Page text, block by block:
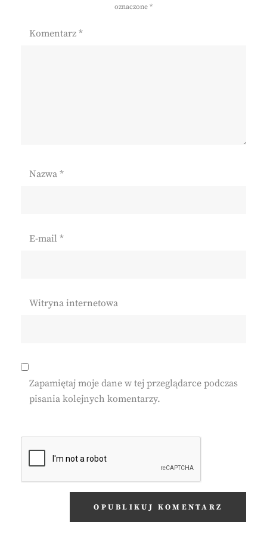
oznaczone *
Komentarz *
Nazwa *
E-mail *
Witryna internetowa
Zapamiętaj moje dane w tej przeglądarce podczas
pisania kolejnych komentarzy.